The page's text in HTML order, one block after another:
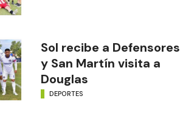
Sol recibe a Defensores
y San Martín visita a
Douglas
DEPORTES